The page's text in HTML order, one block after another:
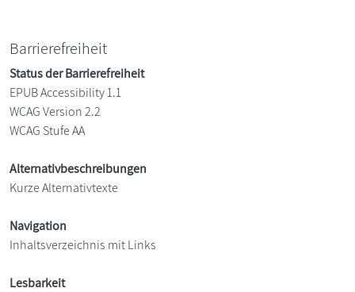
Barrierefreiheit
Status der Barrierefreiheit
EPUB Accessibility 1.1
WCAG Version 2.2
WCAG Stufe AA
Alternativbeschreibungen
Kurze Alternativtexte
Navigation
Inhaltsverzeichnis mit Links
Lesbarkeit